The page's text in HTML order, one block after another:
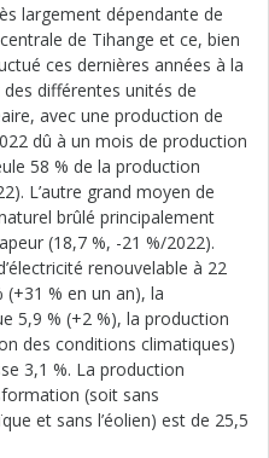
largement dépendante de
de Tihange et ce, bien
ces dernières années à la
des différentes unités de
avec une production de
dû à un mois de production
58 % de la production
L’autre grand moyen de
brûlé principalement
(18,7 %, -21 %/2022).
renouvelable à 22
% en un an), la
5,9 % (+2 %), la production
des conditions climatiques)
3,1 %. La production
(soit sans
et sans l’éolien) est de 25,5